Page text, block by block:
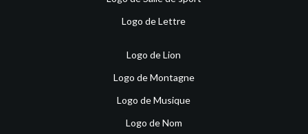
Logo de Lettre
Logo de Lion
Logo de Montagne
Logo de Musique
Logo de Nom